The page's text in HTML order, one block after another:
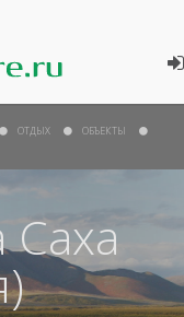
Саха
ОТДЫХ ОБЪЕКТЫ